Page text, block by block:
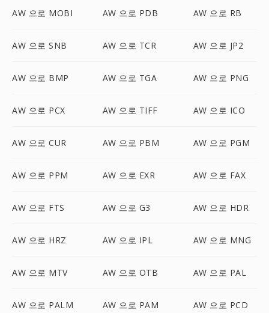
AW 으로 MOBI AW 으로 PDB AW 으로 RB
AW 으로 SNB AW 으로 TCR AW 으로 JP2
AW 으로 BMP AW 으로 TGA AW 으로 PNG
AW 으로 PCX AW 으로 TIFF AW 으로 ICO
AW 으로 CUR AW 으로 PBM AW 으로 PGM
AW 으로 PPM AW 으로 EXR AW 으로 FAX
AW 으로 FTS AW 으로 G3 AW 으로 HDR
AW 으로 HRZ AW 으로 IPL AW 으로 MNG
AW 으로 MTV AW 으로 OTB AW 으로 PAL
AW 으로 PALM AW 으로 PAM AW 으로 PCD